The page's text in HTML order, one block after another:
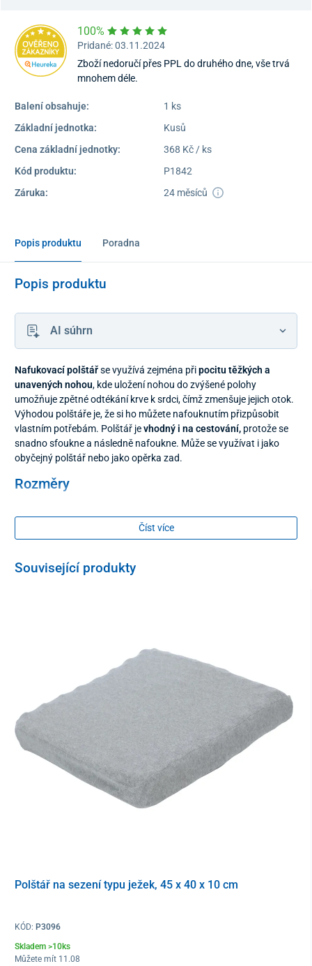
100%
Pridané: 03.11.2024
Zboží nedoručí přes PPL do druhého dne, vše trvá
mnohem déle.
Balení obsahuje:
1 ks
Základní jednotka:
Kusů
Cena základní jednotky:
368 Kč / ks
Kód produktu:
P1842
Záruka:
24 měsíců
Popis produktu Poradna
Popis produktu
AI súhrn
Nafukovací polštářse využívá zejména připocitu těžkých a
unavených nohou, kde uložení nohou do zvýšené polohy
umožňuje zpětné odtékání krve k srdci, čímž zmenšuje jejich otok.
Výhodou polštáře je, že si ho můžete nafouknutím přizpůsobit
vlastním potřebám. Polštář jevhodný i na cestování, protože se
snadno sfoukne a následně nafoukne. Může se využívat i jako
obyčejný polštář nebo jako opěrka zad.
Rozměry
Číst více
Související produkty
Polštář na sezení typu ježek, 45 x 40 x 10 cm
KÓD: P3096
Skladem >10ks
Můžete mít 11.08